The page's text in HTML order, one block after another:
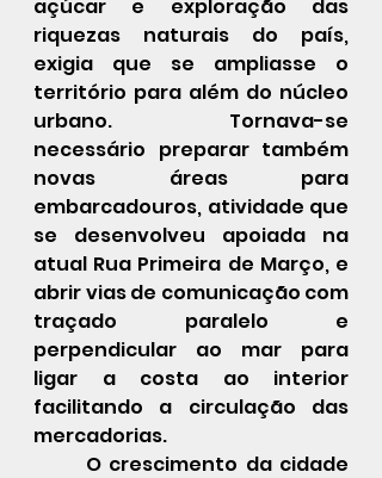
açúcar e exploração das
riquezas naturais do país,
exigia que se ampliasse o
território para além do núcleo
urbano. Tornava-se
necessário preparar também
novas áreas para
embarcadouros, atividade que
se desenvolveu apoiada na
atual Rua Primeira de Março, e
abrir vias de comunicação com
traçado paralelo e
perpendicular ao mar para
ligar a costa ao interior
facilitando a circulação das
mercadorias.